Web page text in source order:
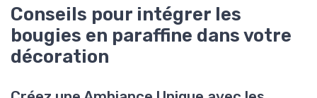
Conseils pour intégrer les
bougies en paraffine dans votre
décoration